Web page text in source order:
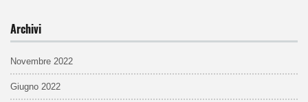
Archivi
Novembre 2022
Giugno 2022